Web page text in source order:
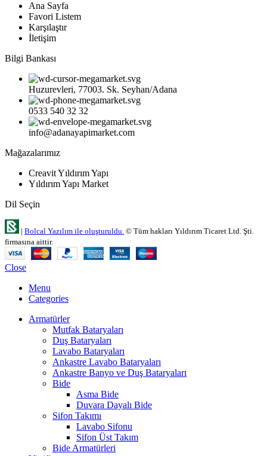
Ana Sayfa
Favori Listem
Karşılaştır
İletişim
Bilgi Bankası
Huzurevleri, 77003. Sk. Seyhan/Adana
0533 540 32 32
info@adanayapimarket.com
Mağazalarımız
Creavit Yıldırım Yapı
Yıldırım Yapı Market
Dil Seçin
| Bolcal Yazılım ile oluşturuldu. © Tüm hakları Yıldırım Ticaret Ltd. Şti.
firmasına aittir.
Close
Menu
Categories
Armatürler
Mutfak Bataryaları
Duş Bataryaları
Lavabo Bataryaları
Ankastre Lavabo Bataryaları
Ankastre Banyo ve Duş Bataryaları
Bide
Asma Bide
Duvara Dayalı Bide
Sifon Takımı
Lavabo Sifonu
Sifon Üst Takım
Bide Armatürleri